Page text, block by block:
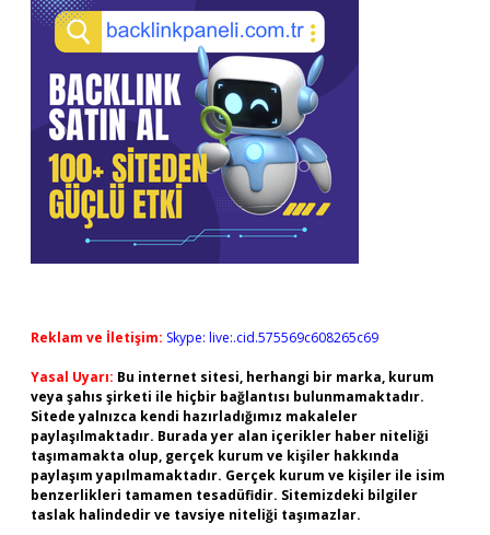
Reklam ve İletişim: Skype: live:.cid.575569c608265c69
Yasal Uyarı: Bu internet sitesi, herhangi bir marka, kurum
veya şahıs şirketi ile hiçbir bağlantısı bulunmamaktadır.
Sitede yalnızca kendi hazırladığımız makaleler
paylaşılmaktadır. Burada yer alan içerikler haber niteliği
taşımamakta olup, gerçek kurum ve kişiler hakkında
paylaşım yapılmamaktadır. Gerçek kurum ve kişiler ile isim
benzerlikleri tamamen tesadüfidir. Sitemizdeki bilgiler
taslak halindedir ve tavsiye niteliği taşımazlar.